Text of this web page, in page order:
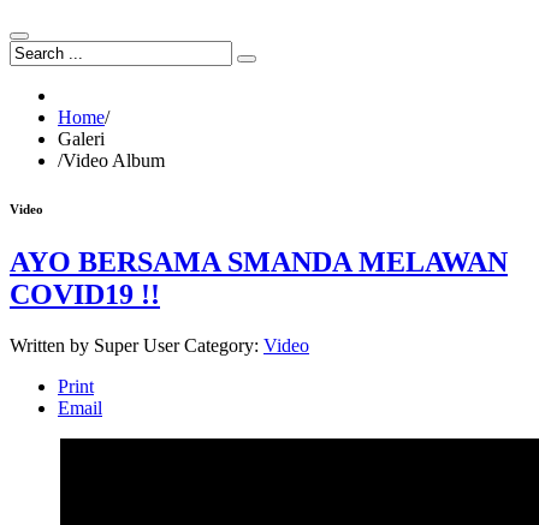
Home/
Galeri
/Video Album
Video
AYO BERSAMA SMANDA MELAWAN
COVID19 !!
Written by Super User Category: Video
Print
Email